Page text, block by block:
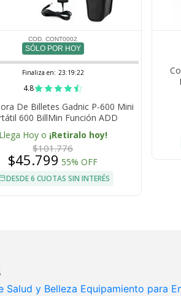
COD. CONT0002
SÓLO POR HOY
Finaliza en: 23:19:22
4.8
De Billetes Gadnic P-600 Mini
600 BillMin Función ADD
Llega Hoy o ¡Retiralo hoy!
$101.776
$45.799 55% OFF
DESDE 6 CUOTAS SIN INTERÉS
Salud y Belleza Equipamiento para